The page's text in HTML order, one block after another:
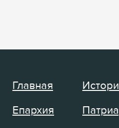
Главная
Епархия